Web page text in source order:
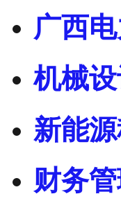
广西
机械
新能
财务